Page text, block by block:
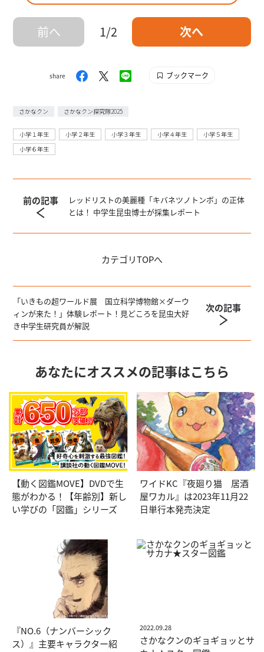
前へ 1/2 次へ
share ブックマーク
さかなクン さかなクン探究隊2025
小学１年生 小学２年生 小学３年生 小学４年生
小学５年生
小学６年生
前の記事
レッドリストの美麗種「キバネツノトンボ」の正体
とは！ 中学生昆虫博士が採集レポート
カテゴリTOPへ
「いきもの超ワールド展 国立科学博物館×ダーウ
ィンが来た！」体験レポート！見どころを昆虫大好
き中学生研究員が解説
次の記事
あなたにオススメの記事はこちら
【動く図鑑MOVE】DVDで生
態がわかる！【年齢別】新し
い学びの「図鑑」シリーズ
ワイドKC『夜廻り猫 居酒
屋ワカル』は2023年11月22
日単行本発売決定
『NO.6（ナンバーシック
ス）』主要キャラクター紹
2022.09.28
さかなクンのギョギョッとサ